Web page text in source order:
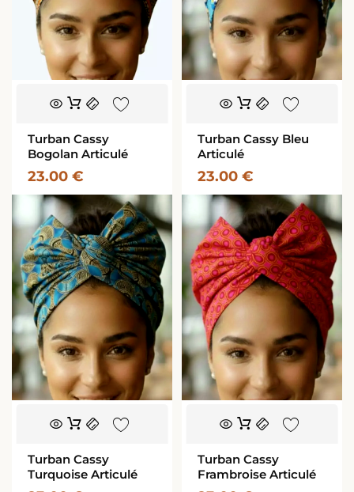
Turban Cassy
Bogolan Articulé
23.00 €
Turban Cassy Bleu
Articulé
23.00 €
Turban Cassy
Turquoise Articulé
Turban Cassy
Frambroise Articulé